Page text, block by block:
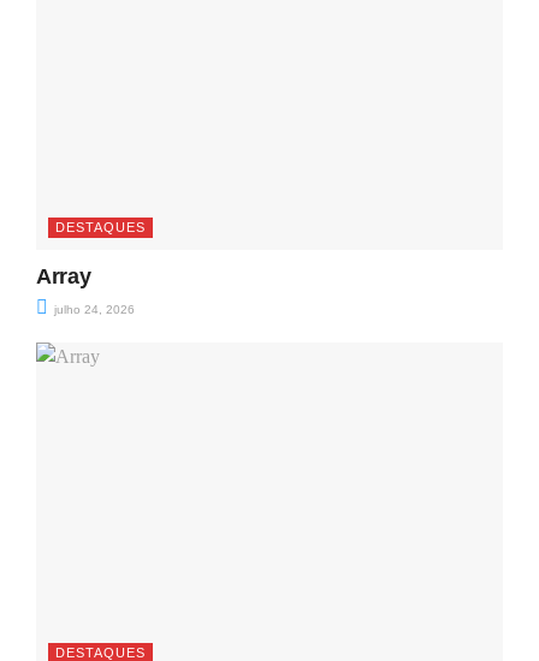
DESTAQUES
Array
julho 24, 2026
DESTAQUES